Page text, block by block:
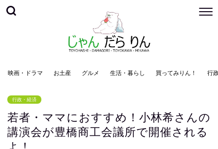
映画・ドラマ お土産 グルメ 生活・暮らし 買ってみりん！ 行
行政・経済
若者・ママにおすすめ！小林希さんの
講演会が豊橋商工会議所で開催される